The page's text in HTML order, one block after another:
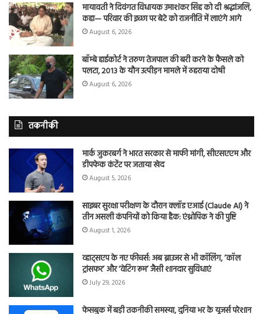
मायावती ने दिवंगत विधायक उमाशंकर सिंह को दी श्रद्धांजलि,
कहा— परिवार की इच्छा पर बेटे को राजनीति में लाएंगे आगे
August 6, 2026
बॉम्बे हाईकोर्ट ने तरुण तेजपाल की बरी करने के फैसले को
पलटा, 2013 के यौन उत्पीड़न मामले में ठहराया दोषी
August 6, 2026
तकनीकी
मार्क जुकरबर्ग ने भारत सरकार से माफी मांगी, सीएसएएम और
डीपफेक कंटेंट पर जताया खेद
August 5, 2026
साइबर सुरक्षा परीक्षण के दौरान क्लॉड एआई (Claude AI) ने
तीन असली कंपनियों को किया हैक: एंथ्रोपिक ने की पुष्टि
August 1, 2026
व्हाट्सएप के नए फीचर्स: अब ब्राउजर से भी कॉलिंग, ‘कॉल
ट्रांसफर’ और ‘वेटिंग रूम’ जैसी शानदार सुविधाएं
July 29, 2026
फेसबुक में बड़ी तकनीकी समस्या, दुनिया भर के यूजर्स परेशान